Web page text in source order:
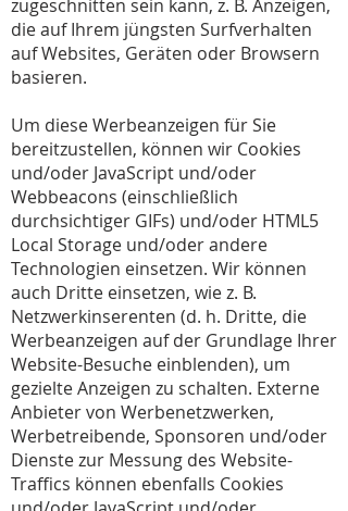
zugeschnitten sein kann, z. B. Anzeigen,
die auf Ihrem jüngsten Surfverhalten
auf Websites, Geräten oder Browsern
basieren.
Um diese Werbeanzeigen für Sie
bereitzustellen, können wir Cookies
und/oder JavaScript und/oder
Webbeacons (einschließlich
durchsichtiger GIFs) und/oder HTML5
Local Storage und/oder andere
Technologien einsetzen. Wir können
auch Dritte einsetzen, wie z. B.
Netzwerkinserenten (d. h. Dritte, die
Werbeanzeigen auf der Grundlage Ihrer
Website-Besuche einblenden), um
gezielte Anzeigen zu schalten. Externe
Anbieter von Werbenetzwerken,
Werbetreibende, Sponsoren und/oder
Dienste zur Messung des Website-
Traffics können ebenfalls Cookies